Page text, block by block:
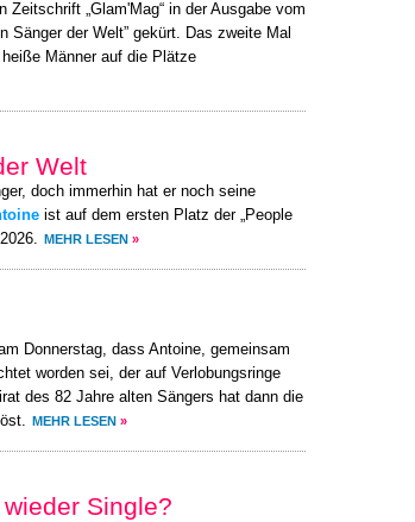
Zeitschrift „Glam'Mag“ in der Ausgabe vom
Sänger der Welt” gekürt. Das zweite Mal
Männer auf die Plätze
Welt
doch immerhin hat er noch seine
ist auf dem ersten Platz der „People
MEHR LESEN »
Donnerstag, dass Antoine, gemeinsam
worden sei, der auf Verlobungsringe
des 82 Jahre alten Sängers hat dann die
MEHR LESEN »
Single?